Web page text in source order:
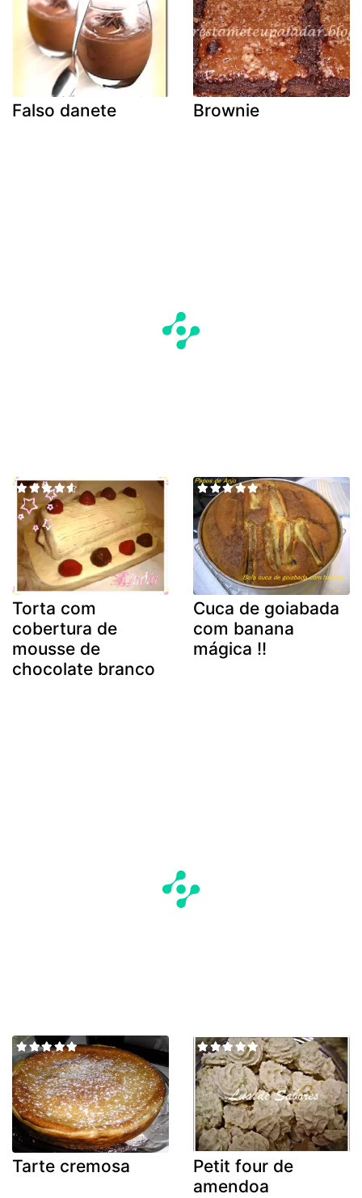
Falso danete Brownie
Torta com
cobertura de
mousse de
chocolate branco
Cuca de goiabada
com banana
mágica !!
Tarte cremosa
Petit four de
amendoa